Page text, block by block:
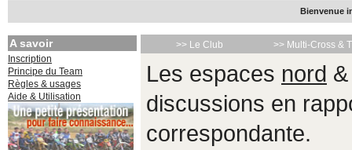
Bienvenue
A savoir
Inscription
Principe du Team
Règles & usages
Aide & Utilisation
>> Le Club >> Multi-Cross &
Les espaces nord
discussions en
correspondante.